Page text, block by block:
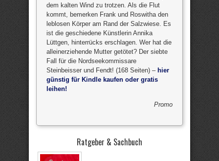
dem kalten Wind zu trotzen. Als die Flut
kommt, bemerken Frank und Roswitha den
leblosen Körper am Rand der Salzwiese. Es
ist die geschiedene Künstlerin Annika
Lüttgen, hinterrücks erschlagen. Wer hat die
alleinerziehende Mutter getötet? Der siebte
Fall für die Nordseekommissare
Steinbeisser und Fendt! (168 Seiten) – hier
günstig für Kindle kaufen oder gratis
leihen!
Promo
Ratgeber & Sachbuch